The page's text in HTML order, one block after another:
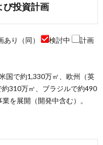
び投資計画
あり（同） 検討中
計画
国で約1,330万㎡、欧州（英
310万㎡、ブラジルで約490
を展開（開発中含む）。